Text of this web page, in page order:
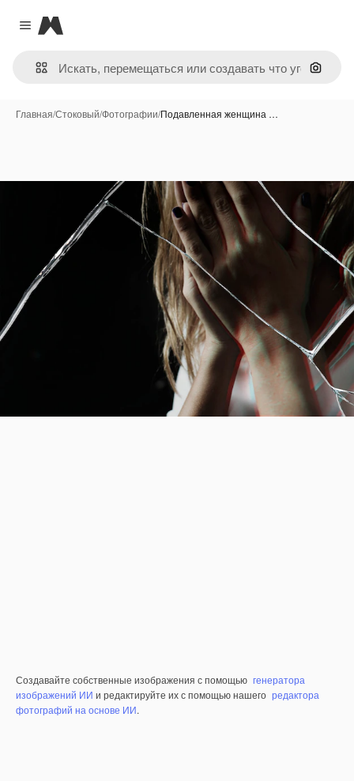
Close menu
Magnific
Поиск
Главная/Стоковый/Фотографии/Подавленная женщина …
Создавайте собственные изображения с помощью генератора
изображений ИИ и редактируйте их с помощью нашего редактора
фотографий на основе ИИ.